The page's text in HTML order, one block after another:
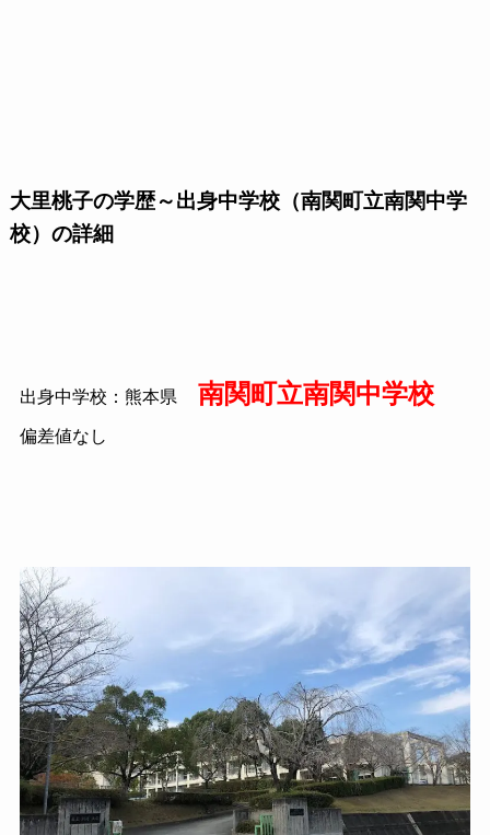
大里桃子の学歴～出身中学校（南関町立南関中学
校）の詳細
出身中学校：熊本県 南関町立南関中学校
偏差値なし